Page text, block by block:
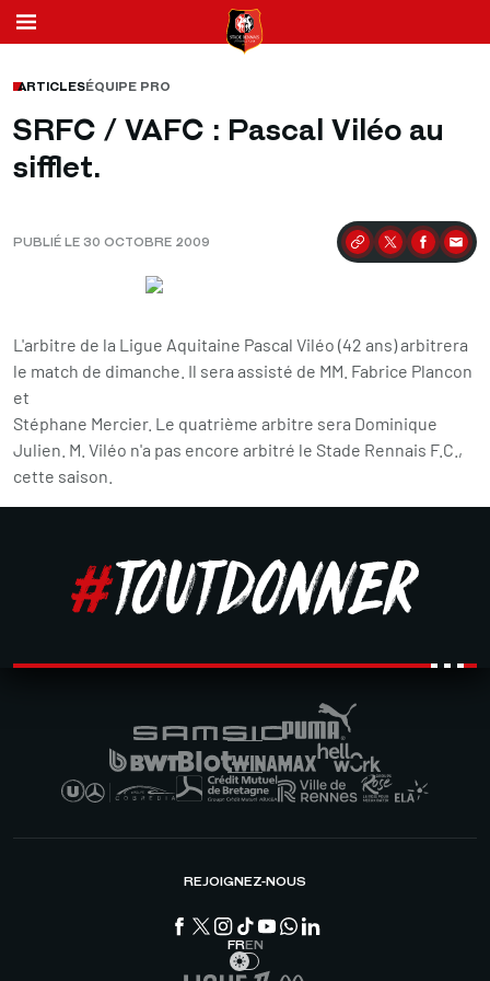
ARTICLESÉQUIPE PRO
SRFC / VAFC : Pascal Viléo au
sifflet.
PUBLIÉ LE 30 OCTOBRE 2009 Partager
L'arbitre de la Ligue Aquitaine Pascal Viléo (42 ans) arbitrera
le match de dimanche. Il sera assisté de MM. Fabrice Plancon
et
Stéphane Mercier. Le quatrième arbitre sera Dominique
Julien. M. Viléo n'a pas encore arbitré le Stade Rennais F.C.,
cette saison.
REJOIGNEZ-NOUS
FREN